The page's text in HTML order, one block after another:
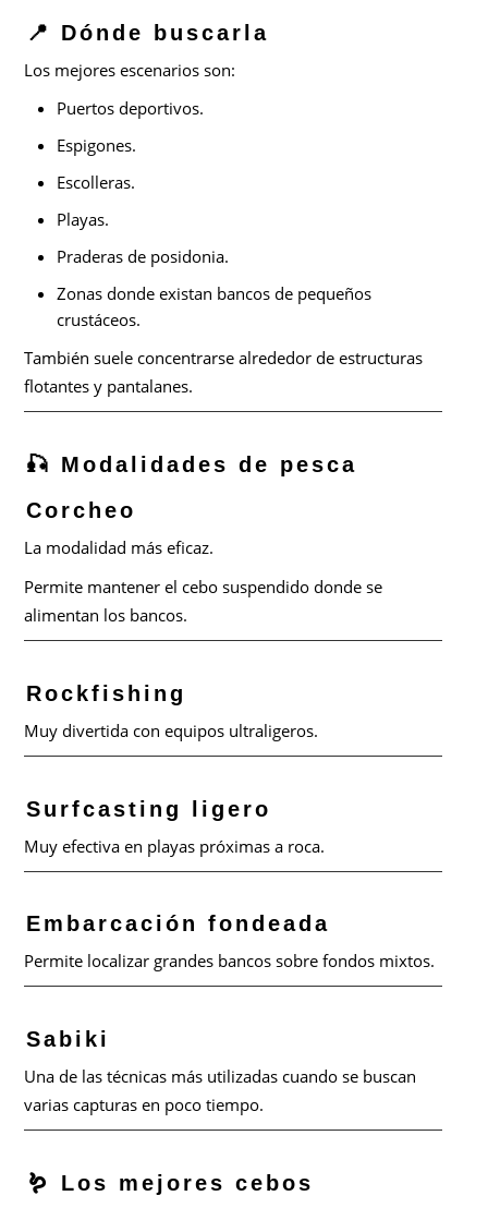
📍 Dónde buscarla
Los mejores escenarios son:
Puertos deportivos.
Espigones.
Escolleras.
Playas.
Praderas de posidonia.
Zonas donde existan bancos de pequeños
crustáceos.
También suele concentrarse alrededor de estructuras
flotantes y pantalanes.
🎣 Modalidades de pesca
Corcheo
La modalidad más eficaz.
Permite mantener el cebo suspendido donde se
alimentan los bancos.
Rockfishing
Muy divertida con equipos ultraligeros.
Surfcasting ligero
Muy efectiva en playas próximas a roca.
Embarcación fondeada
Permite localizar grandes bancos sobre fondos mixtos.
Sabiki
Una de las técnicas más utilizadas cuando se buscan
varias capturas en poco tiempo.
🪱 Los mejores cebos